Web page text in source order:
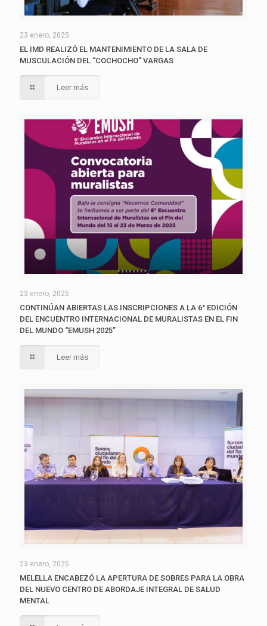
23 enero, 2025
EL IMD REALIZÓ EL MANTENIMIENTO DE LA SALA DE
MUSCULACIÓN DEL “COCHOCHO” VARGAS
Leer más
23 enero, 2025
CONTINÚAN ABIERTAS LAS INSCRIPCIONES A LA 6° EDICIÓN
DEL ENCUENTRO INTERNACIONAL DE MURALISTAS EN EL FIN
DEL MUNDO “EMUSH 2025”
Leer más
23 enero, 2025
MELELLA ENCABEZÓ LA APERTURA DE SOBRES PARA LA OBRA
DEL NUEVO CENTRO DE ABORDAJE INTEGRAL DE SALUD
MENTAL